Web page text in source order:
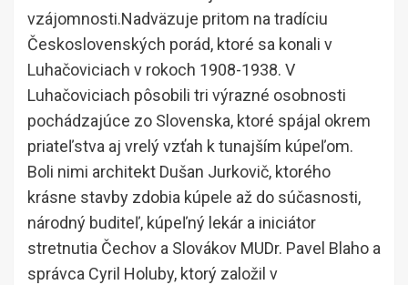
vzájomnosti.Nadväzuje pritom na tradíciu
Československých porád, ktoré sa konali v
Luhačoviciach v rokoch 1908-1938. V
Luhačoviciach pôsobili tri výrazné osobnosti
pochádzajúce zo Slovenska, ktoré spájal okrem
priateľstva aj vrelý vzťah k tunajším kúpeľom.
Boli nimi architekt Dušan Jurkovič, ktorého
krásne stavby zdobia kúpele až do súčasnosti,
národný buditeľ, kúpeľný lekár a iniciátor
stretnutia Čechov a Slovákov MUDr. Pavel Blaho a
správca Cyril Holuby, ktorý založil v